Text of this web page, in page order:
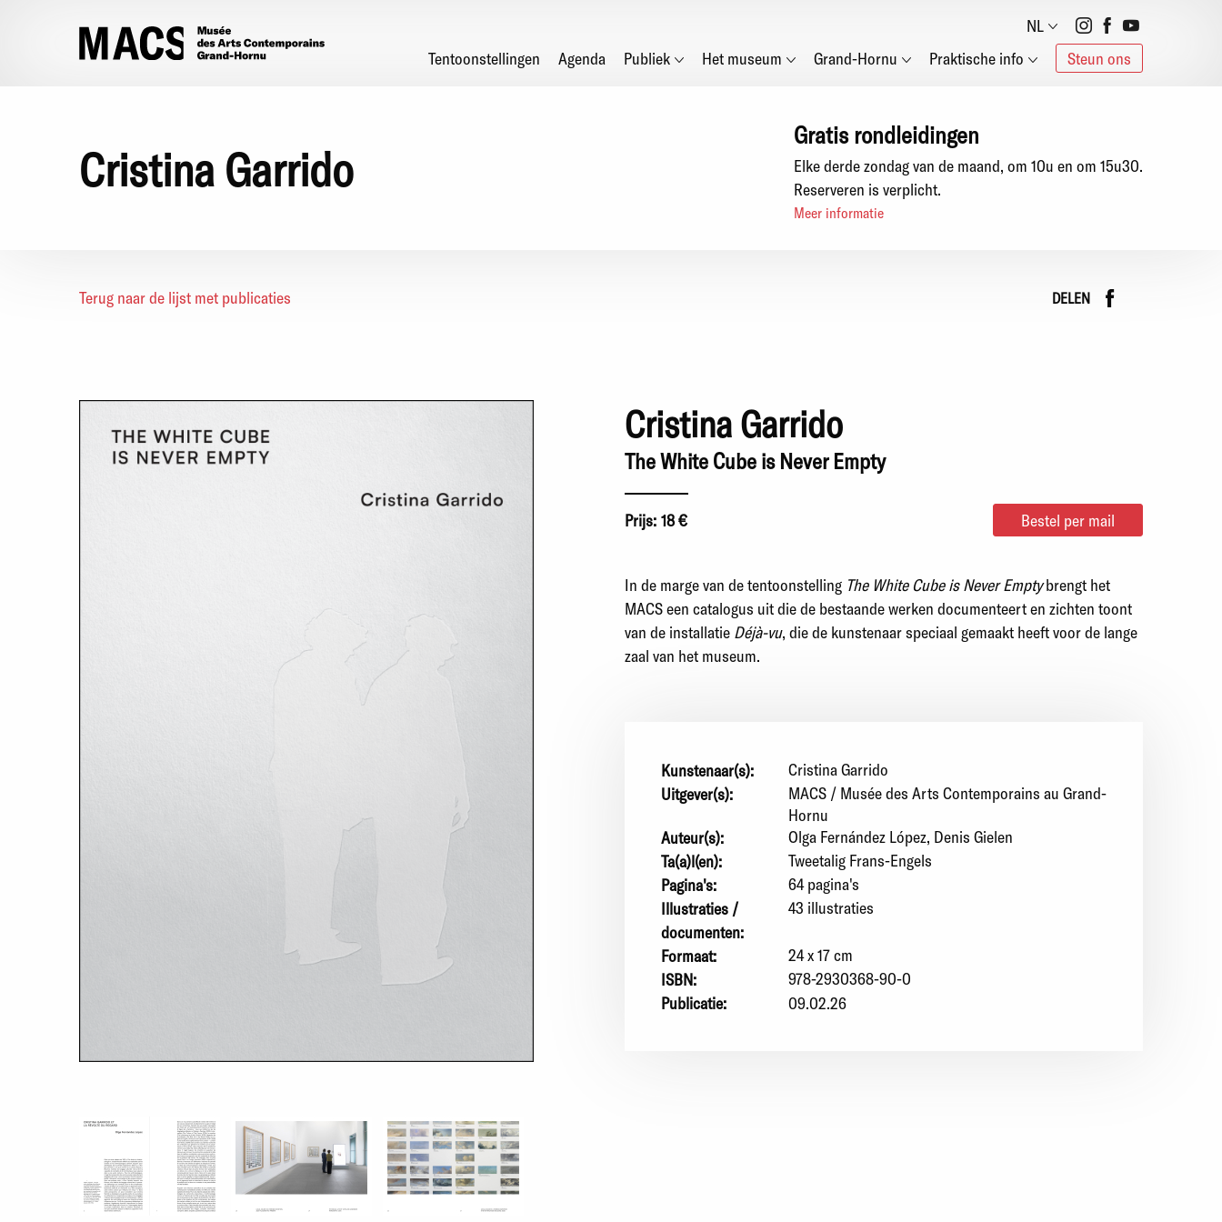
NL
Social
networks
Main
Tentoonstellingen Agenda Publiek Het museum Grand-Hornu Praktische info Steun ons
Cristina Garrido
Gratis rondleidingen
Elke derde zondag van de maand, om 10u en om 15u30.
Reserveren is verplicht.
Meer informatie
Terug naar de lijst met publicaties DELEN
Cristina Garrido
The White Cube is Never Empty
Prijs: 18 € Bestel per mail
In de marge van de tentoonstelling The White Cube is Never Emptybrengt het
MACS een catalogus uit die de bestaande werken documenteert en zichten toont
van de installatie Déjà-vu, die de kunstenaar speciaal gemaakt heeft voor de lange
zaal van het museum.
Kunstenaar(s):
Cristina Garrido
Uitgever(s):
MACS / Musée des Arts Contemporains au Grand-
Hornu
Auteur(s):
Olga Fernández López Denis Gielen
Ta(a)l(en):
Tweetalig Frans-Engels
Pagina's:
64 pagina's
Illustraties /
documenten:
43 illustraties
Formaat:
24 x 17 cm
ISBN:
978-2930368-90-0
Publicatie:
09.02.26